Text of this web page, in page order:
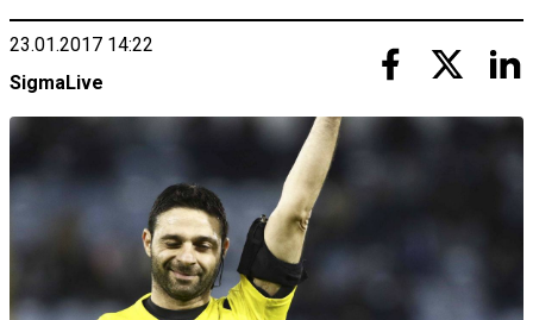
23.01.2017 14:22
SigmaLive